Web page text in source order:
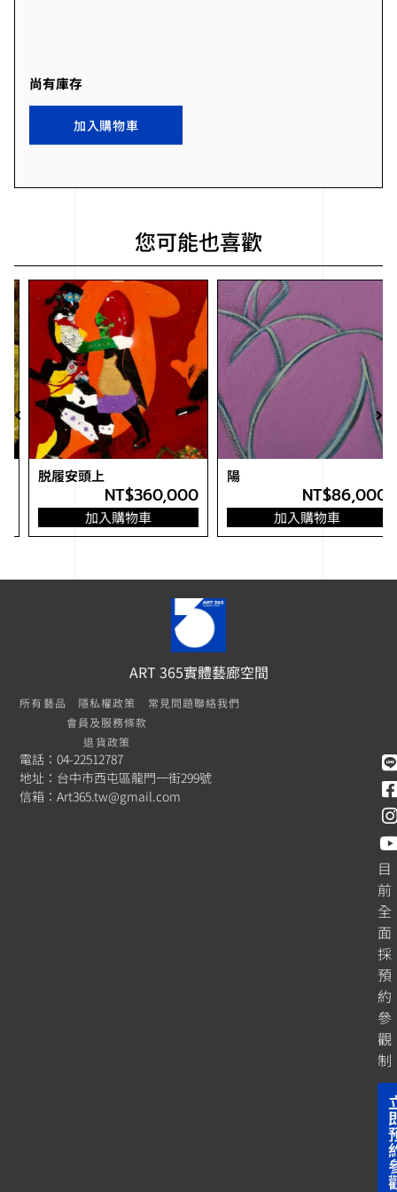
尚有庫存
加入購物車
您可能也喜歡
脱履安頭上
NT$360,000
加入購物車
NT$86,000
加入購物車
ART 365實體藝廊空間
所有藝品
隱私權政策
會員及服務條款
退貨政策
常見問題聯絡我們
電話：04-22512787
地址：台中市西屯區龍門一街299號
信箱：Art365.tw@gmail.com
目
前
全
面
採
預
約
參
觀
制